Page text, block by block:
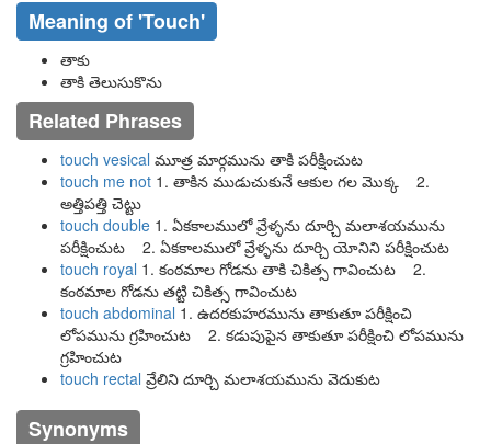
Meaning of 'touch'
తాకు
తాకి తెలుసుకొను
Related Phrases
touch vesical మూత్ర మార్గమును తాకి పరీక్షించుట
touch me not 1. తాకిన ముడుచుకునే ఆకుల గల మొక్క 2.
అత్తిపత్తి చెట్టు
touch double 1. ఏకకాలములో వ్రేళ్ళను దూర్చి మలాశయమును
పరీక్షించుట 2. ఏకకాలములో వ్రేళ్ళను దూర్చి యోనిని పరీక్షించుట
touch royal 1. కంఠమాల గోడను తాకి చికిత్స గావించుట 2.
కంఠమాల గోడను తట్టి చికిత్స గావించుట
touch abdominal 1. ఉదరకుహరమును తాకుతూ పరీక్షించి
లోపమును గ్రహించుట 2. కడుపుపైన తాకుతూ పరీక్షించి లోపమును
గ్రహించుట
touch rectal వ్రేలిని దూర్చి మలాశయమును వెదుకుట
Synonyms